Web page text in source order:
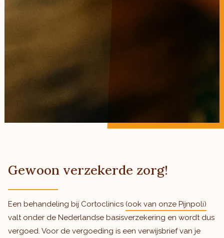
Gewoon verzekerde zorg!
Een behandeling bij Cortoclinics (ook van onze Pijnpoli)
valt onder de Nederlandse basisverzekering en wordt dus
vergoed. Voor de vergoeding is een verwijsbrief van je